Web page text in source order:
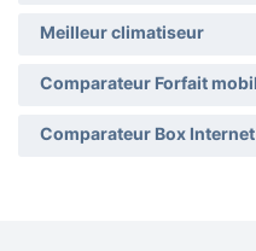
Meilleur climatiseur
Comparateur Forfait
Comparateur Box Internet